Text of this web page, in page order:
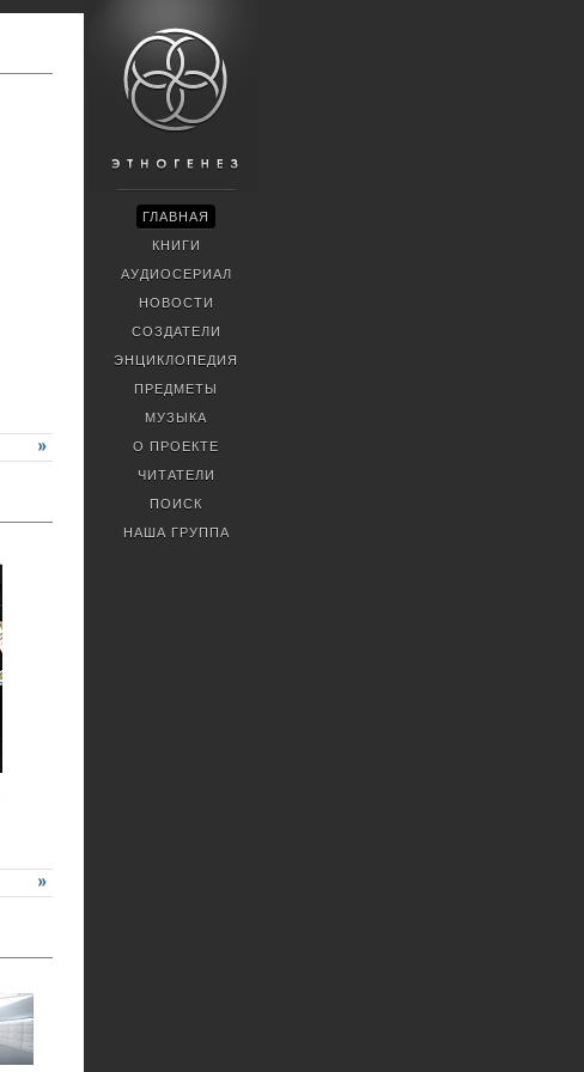
ГЛАВНАЯ
КНИГИ
АУДИОСЕРИАЛ
НОВОСТИ
СОЗДАТЕЛИ
ЭНЦИКЛОПЕДИЯ
ПРЕДМЕТЫ
МУЗЫКА
О ПРОЕКТЕ
ЧИТАТЕЛИ
ПОИСК
НАША ГРУППА